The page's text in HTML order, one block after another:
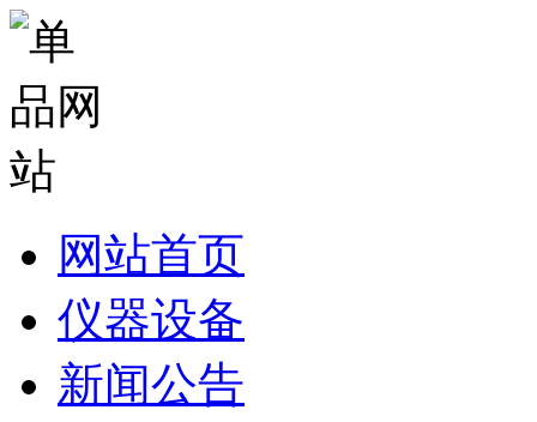
网站首页
仪器设备
新闻公告